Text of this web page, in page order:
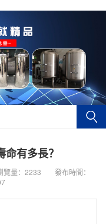
有多長？
覽量：2233
發布時間：